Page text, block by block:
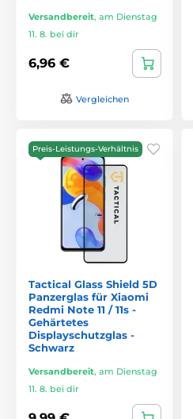
Versandbereit, am Dienstag
11. 8. bei dir
6,96 €
Vergleichen
Preis-Leistungs-Verhältnis
Tactical Glass Shield 5D
Panzerglas für Xiaomi
Redmi Note 11 / 11s -
Gehärtetes
Displayschutzglas -
Schwarz
Versandbereit, am Dienstag
11. 8. bei dir